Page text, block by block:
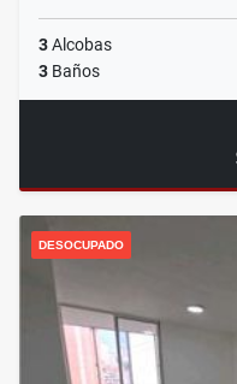
3Alcobas
3 Baños
DESOCUPADO